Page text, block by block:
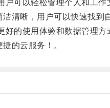
可以轻松管理个人和工作
晰，用户可以快速找到
的使用体验和数据管理方
的云服务！。